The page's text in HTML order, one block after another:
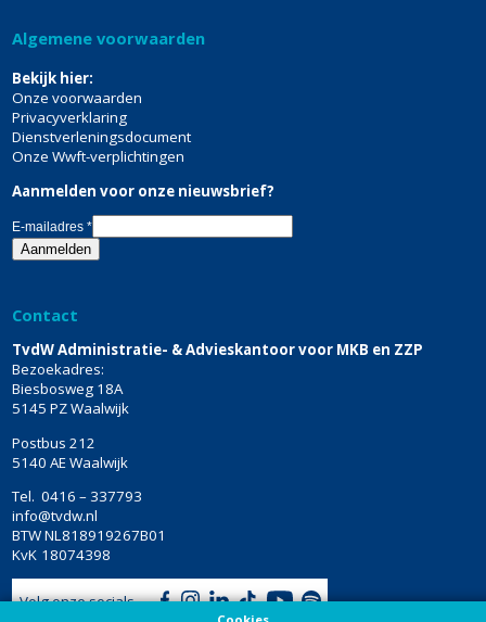
Algemene voorwaarden
Bekijk hier:
Onze voorwaarden
Privacyverklaring
Dienstverleningsdocument
Onze Wwft-verplichtingen
Aanmelden voor onze nieuwsbrief?
E-mailadres*
Contact
TvdW Administratie- & Advieskantoor voor MKB en ZZP
Bezoekadres:
Biesbosweg 18A
5145 PZ Waalwijk
Postbus 212
5140 AE Waalwijk
Tel. 0416 – 337793
info@tvdw.nl
BTWNL818919267B01
KvK 18074398
Volg onze socials